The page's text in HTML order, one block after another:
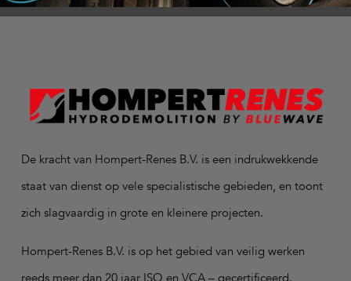
De kracht van Hompert-Renes B.V. is een indrukwekkende
staat van dienst op vele specialistische gebieden, en toont
zich slagvaardig in grote en kleinere projecten.
Hompert-Renes B.V. is op het gebied van veilig werken
reeds meer dan 20 jaar ISO en VCA – gecertificeerd.